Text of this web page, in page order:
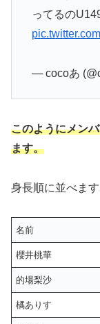
ってるの
— cocoあ
このようにメン
ます。
身長順に並べま
名前
櫻井桃華
的場梨沙
橘ありす